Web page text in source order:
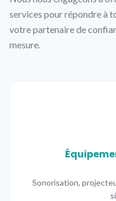
services pour répondre à
votre partenaire de
mesure.
Sonorisation,